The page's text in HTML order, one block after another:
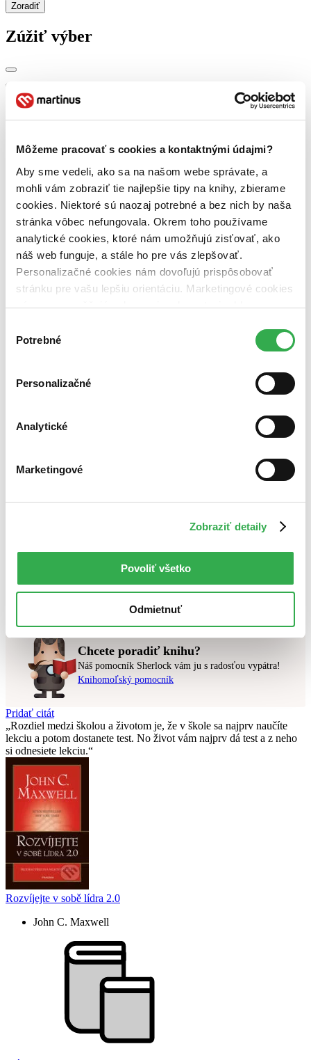
Môžeme pracovať s cookies a kontaktnými údajmi?
Aby sme vedeli, ako sa na našom webe správate, a
mohli vám zobraziť tie najlepšie tipy na knihy, zbierame
cookies. Niektoré sú naozaj potrebné a bez nich by naša
stránka vôbec nefungovala. Okrem toho používame
analytické cookies, ktoré nám umožňujú zisťovať, ako
náš web funguje, a stále ho pre vás zlepšovať.
Personalizačné cookies nám dovoľujú prispôsobovať
stránku pre vašu lepšiu orientáciu. Marketingové cookies
nám zas umožňujú zobrazenie relevantnej reklamy.
nám pomohlo, keby sme mohli používať všetky tieto
súhlasu
Potrebné
Personalizačné
Analytické
Marketingové
Zobraziť detaily
Povoliť všetko
Odmietnuť
Zoradiť
Zúžiť výber
Zobraziť iba
novinky (0 titulov)
zľavnené tituly (0 titulov)zľavnené tituly
Dostupnosť
na centrálnom sklade (0 titulov)
na centrálnom sklade
predpredaj (0 titulov)predpredaj
pripravujeme (0 titulov)pripravujeme
dostupná (bez vypredaných) (0 titulov)dostupná (bez
Nové / čítané
nová (0 titulov)nová
čítaná (0 titulov) čítaná
čítaná - výborný stav
čítaná - mierne opotrebovaná (0 titulov)čítaná - mierne
opotrebovaná
vypredaných kníh
Zoradiť
Top hodnotené
Najlacnejšie
Použité filtre
Nebol nájdenýžiadny titulvyhovujúci zadaným podmienkam.
Skúste prosím zmeniť vyhľadávaný výraz.
Chcete poradiť knihu?
Náš pomocník Sherlock vám ju s radosťou vypátra!
Knihomoľský pomocník
Pridať citát
Rozdiel medzi školou a životom je, že v škole sa najprv naučíte
lekciu a potom dostanete test. No život vám najprv dá test a z neho
si odnesiete lekciu.
Rozvíjejte v sobě lídra 2.0
John C. Maxwell